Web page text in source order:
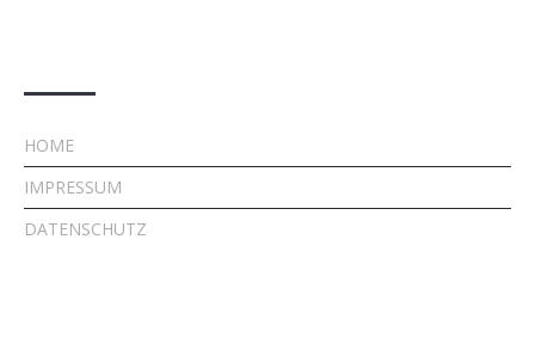
HOME
IMPRESSUM
DATENSCHUTZ